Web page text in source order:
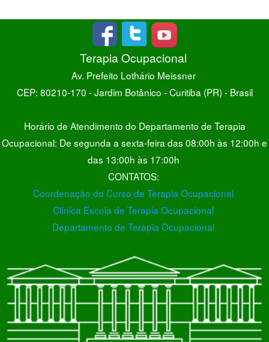
Terapia Ocupacional
Av. Prefeito Lothário Meissner
CEP: 80210-170 - Jardim Botânico - Curitiba (PR) - Brasil
Horário de Atendimento do Departamento de Terapia
Ocupacional: De segunda a sexta-feira das 08:00h às 12:00h e
das 13:00h às 17:00h
CONTATOS:
Coordenação do Curso de Terapia Ocupacional
Clínica Escola de Terapia Ocupacional
Departamento de Terapia Ocupacional